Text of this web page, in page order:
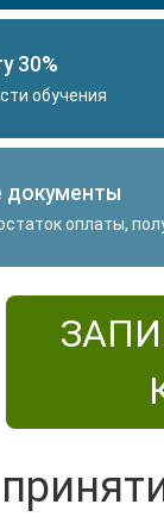
30%
обучения
документы
оплаты,